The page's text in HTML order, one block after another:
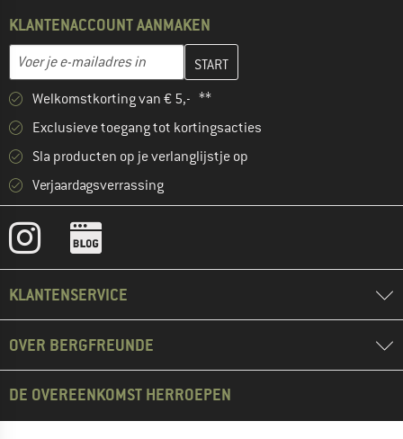
KLANTENACCOUNT AANMAKEN
Voer je e-mailadres in
Vul je e-mailadres hier in en maak in de volgende stap je
Welkomstkorting van € 5,- **
Exclusieve toegang tot kortingsacties
Sla producten op je verlanglijstje op
Verjaardagsverrassing
KLANTENSERVICE
OVER BERGFREUNDE
DE OVEREENKOMST HERROEPEN